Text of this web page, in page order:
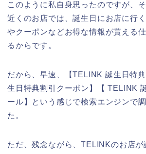
このように私自身思ったのですが、
近くのお店では、誕生日にお店に行
やクーポンなどお得な情報が貰える
るからです。
だから、早速、【TELINK 誕生日特
生日特典割引クーポン】【 TELINK
ール】という感じで検索エンジンで
た。
ただ、残念ながら、TELINKのお店が